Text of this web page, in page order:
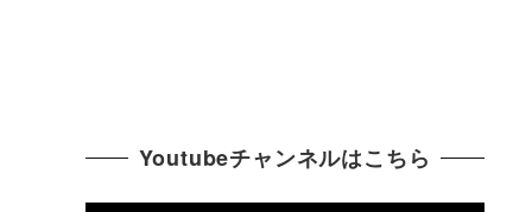
Youtubeチャンネルはこちら